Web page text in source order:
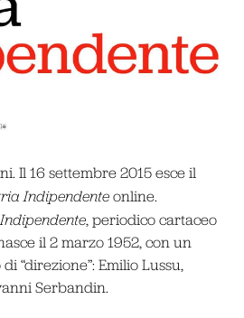
Il 16 settembre 2015 esce il
Indipendenteonline.
, periodico cartaceo
il 2 marzo 1952, con un
“direzione”: Emilio Lussu,
Serbandin.